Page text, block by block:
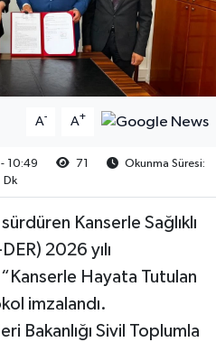
A- A+
10:49 71
Okunma Süresi:
Dk
Kanserle Sağlıklı
2026 yılı
“Kanserle Hayata Tutulan
imzalandı.
Bakanlığı Sivil Toplumla